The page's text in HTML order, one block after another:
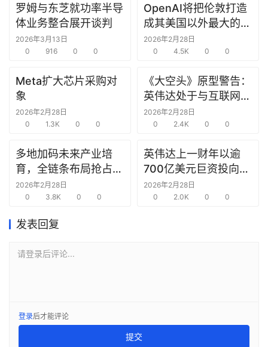
数
据
报
告
之
窗
机
合
罗姆与东芝就功率半导
体业务整合展开谈判
2026年3月13日
0
916 0 0
OpenAI将把伦敦打造
成其美国以外最大的研
究中心
2026年2月28日
0
4.5K 0 0
Meta扩大芯片采购对
象
2026年2月28日
0
1.3K 0 0
《大空头》原型警告：
英伟达处于与互联网泡
沫时期思科同样的“危
险境地”
2026年2月28日
0
2.4K 0 0
多地加码未来产业培
育，全链条布局抢占新
赛道先机
2026年2月28日
0
3.8K 0 0
英伟达上一财年以逾
700亿美元巨资投向合
作方，竭力巩固AI芯片
需求
2026年2月28日
0
2.0K 0 0
发表回复
请登录后评论...
登录后才能评论
提交